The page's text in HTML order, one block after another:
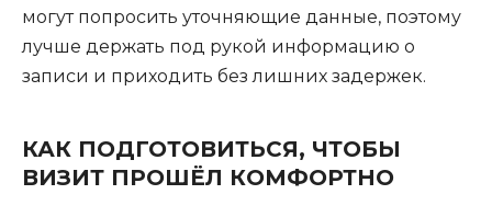
могут попросить уточняющие данные, поэтому
лучше держать под рукой информацию о
записи и приходить без лишних задержек.
КАК ПОДГОТОВИТЬСЯ, ЧТОБЫ
ВИЗИТ ПРОШЁЛ КОМФОРТНО